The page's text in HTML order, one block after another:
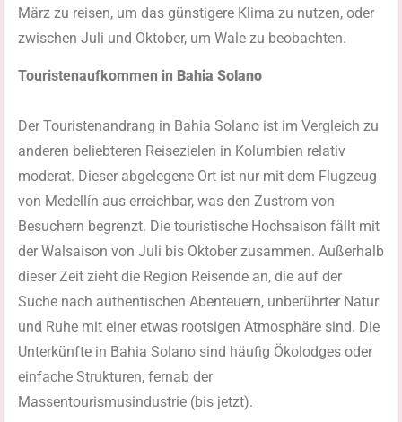
März zu reisen, um das günstigere Klima zu nutzen, oder
zwischen Juli und Oktober, um Wale zu beobachten.
Touristenaufkommen in Bahia Solano
Der Touristenandrang in Bahia Solano ist im Vergleich zu
anderen beliebteren Reisezielen in Kolumbien relativ
moderat. Dieser abgelegene Ort ist nur mit dem Flugzeug
von Medellín aus erreichbar, was den Zustrom von
Besuchern begrenzt. Die touristische Hochsaison fällt mit
der Walsaison von Juli bis Oktober zusammen. Außerhalb
dieser Zeit zieht die Region Reisende an, die auf der
Suche nach authentischen Abenteuern, unberührter Natur
und Ruhe mit einer etwas rootsigen Atmosphäre sind. Die
Unterkünfte in Bahia Solano sind häufig Ökolodges oder
einfache Strukturen, fernab der
Massentourismusindustrie (bis jetzt).